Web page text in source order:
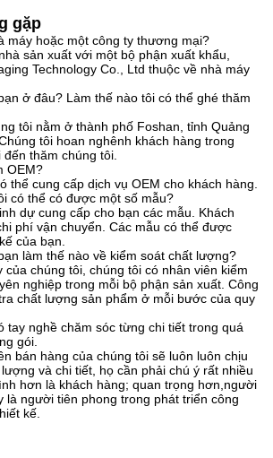
gặp
máy hoặc một công ty thương mại?
sản xuất với một bộ phận xuất khẩu,
Technology Co., Ltd thuộc về nhà máy
ở đâu? Làm thế nào tôi có thể ghé thăm
tôi nằm ở thành phố Foshan, tỉnh Quảng
tôi hoan nghênh khách hàng trong
thăm chúng tôi.
OEM?
thể cung cấp dịch vụ OEM cho khách hàng.
có thể có được một số mẫu?
dự cung cấp cho bạn các mẫu. Khách
phí vận chuyển. Các mẫu có thể được
của bạn.
làm thế nào về kiểm soát chất lượng?
của chúng tôi, chúng tôi có nhân viên kiểm
nghiệp trong mỗi bộ phận sản xuất. Công
chất lượng sản phẩm ở mỗi bước của quy
tay nghề chăm sóc từng chi tiết trong quá
gói.
bán hàng của chúng tôi sẽ luôn luôn chịu
và chi tiết, họ cần phải chú ý rất nhiều
hơn là khách hàng; quan trọng hơn,người
là người tiên phong trong phát triển công
kế.